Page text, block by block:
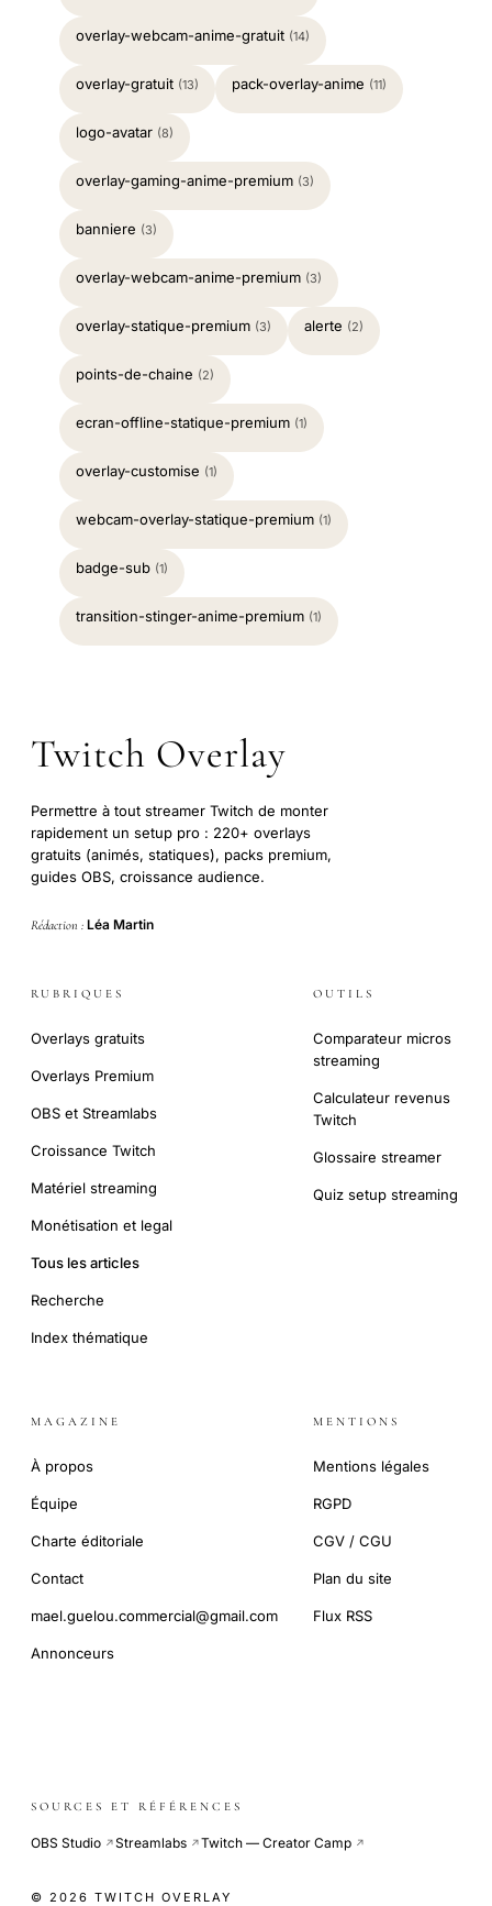
overlay-webcam-anime-gratuit (14)
overlay-gratuit (13) pack-overlay-anime (11)
logo-avatar (8)
overlay-gaming-anime-premium (3)
banniere (3)
overlay-webcam-anime-premium (3)
overlay-statique-premium (3) alerte (2)
points-de-chaine (2)
ecran-offline-statique-premium (1)
overlay-customise (1)
webcam-overlay-statique-premium (1)
badge-sub (1)
transition-stinger-anime-premium (1)
Twitch Overlay
Permettre à tout streamer Twitch de monter
rapidement un setup pro : 220+ overlays
gratuits (animés, statiques), packs premium,
guides OBS, croissance audience.
Rédaction : Léa Martin
RUBRIQUES
Overlays gratuits
Overlays Premium
OBS et Streamlabs
Croissance Twitch
Matériel streaming
Monétisation et legal
Tous les articles
Recherche
Index thématique
OUTILS
Comparateur micros
streaming
Calculateur revenus
Twitch
Glossaire streamer
Quiz setup streaming
MAGAZINE
À propos
Équipe
Charte éditoriale
Contact
mael.guelou.commercial@gmail.com
Annonceurs
MENTIONS
Mentions légales
RGPD
CGV / CGU
Plan du site
Flux RSS
SOURCES ET RÉFÉRENCES
OBS Studio ↗Streamlabs ↗Twitch — Creator Camp ↗
© 2026 TWITCH OVERLAY